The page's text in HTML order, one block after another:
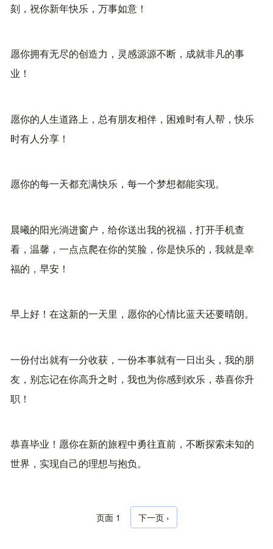
刻，祝你新年快乐，万事如意！
愿你拥有无尽的创造力，灵感源源不断，成就非凡的事
业！
愿你的人生道路上，总有朋友相伴，困难时有人帮，快乐
时有人分享！
愿你的每一天都充满快乐，每一个梦想都能实现。
晨曦的阳光淌进窗户，给你送出我的祝福，打开手机查
看，温馨，一点点爬在你的笑脸，你是快乐的，我就是幸
福的，早安！
早上好！在这新的一天里，愿你的心情比蓝天还要晴朗。
一份付出就有一分收获，一份本事就有一日出头，我的朋
友，别忘记在你高升之时，我也为你感到欢乐，恭喜你升
职！
恭喜毕业！愿你在新的旅程中勇往直前，不断探索未知的
世界，实现自己的理想与抱负。
分页
页面 1 下一页
下一页 ›